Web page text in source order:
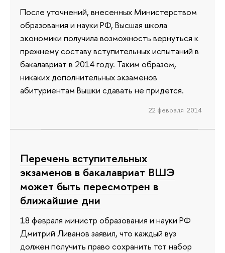
После уточнений, внесенных Министерством
образования и науки РФ, Высшая школа
экономики получила возможность вернуться к
прежнему составу вступительных испытаний в
бакалавриат в 2014 году. Таким образом,
никаких дополнительных экзаменов
абитуриентам Вышки сдавать не придется.
22 февраля 2014
Перечень вступительных
экзаменов в бакалавриат ВШЭ
может быть пересмотрен в
ближайшие дни
18 февраля министр образования и науки РФ
Дмитрий Ливанов заявил, что каждый вуз
должен получить право сохранить тот набор